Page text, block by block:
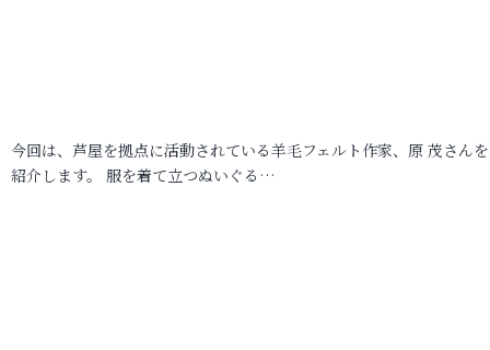
今回は、芦屋を拠点に活動されている羊毛フェルト作家、原 茂さん
紹介します。 服を着て立つぬいぐる…